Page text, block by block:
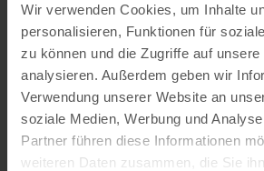
Wir verwenden Cookies, um Inhalte
personalisieren, Funktionen für
zu können und die Zugriffe auf
analysieren. Außerdem geben wir
Verwendung unserer Website an
soziale Medien, Werbung und
Partner führen diese Informationen
weiteren Daten zusammen, die Sie